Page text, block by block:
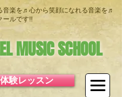
MUSIC SCHOOL
体験レッスン
楽を♬心から笑顔になれる音楽を♬
ールです!!